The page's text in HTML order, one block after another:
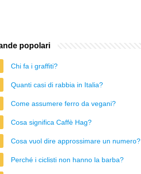
popolari
Chi fa i graffiti?
Quanti casi di rabbia in Italia?
Come assumere ferro da vegani?
Cosa significa Caffè Hag?
Cosa vuol dire approssimare un numero?
Perché i ciclisti non hanno la barba?